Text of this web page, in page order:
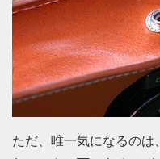
ただ、唯一気になるのは